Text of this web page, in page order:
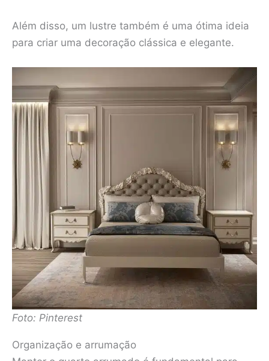
Além disso, um lustre também é uma ótima ideia
para criar uma decoração clássica e elegante.
Foto: Pinterest
Organização e arrumação